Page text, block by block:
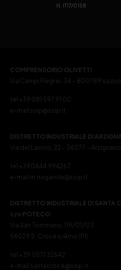
. N. IT17/0158
COMPRENSORIO OLIVETTI
Via Campi Flegrei, 34 – 80078
tel +39 081 597 91 00
e-mail ssip@ssip.it
DISTRETTO INDUSTRIALE DI
Via del Lavoro, 22 – 36077 – Arzignano
tel +390444 994267
e-mail m.nogarole@ssip.it
DISTRETTO INDUSTRIALE DI SANTA
c/o POTECO
Via San Tommaso, 119/121/123
56029 S. Croce s/Arno (PI)
tel +39 0571 32542
e-mail santacroce@ssip.it